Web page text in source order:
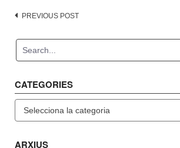
Post
PREVIOUS POST
CATEGORIES
ARXIUS